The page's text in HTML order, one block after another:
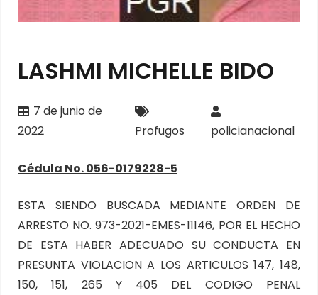
LASHMI MICHELLE BIDO
7 de junio de
2022
Profugos policianacional
Cédula No. 056-0179228-5
ESTA SIENDO BUSCADA MEDIANTE ORDEN DE
ARRESTO NO. 973-2021-EMES-11146, POR EL HECHO
DE ESTA HABER ADECUADO SU CONDUCTA EN
PRESUNTA VIOLACION A LOS ARTICULOS 147, 148,
150, 151, 265 Y 405 DEL CODIGO PENAL